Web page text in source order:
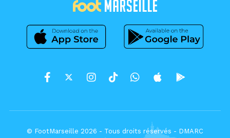
© FootMarseille 2026 - Tous droits réservés - DMARC